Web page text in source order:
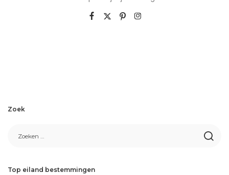
Zoek
Top eiland bestemmingen